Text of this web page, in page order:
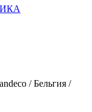
/ Бельгия /